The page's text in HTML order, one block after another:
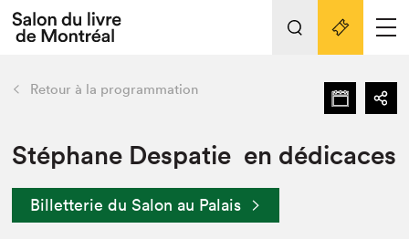
L'événement
Préparer sa visite au Salon
Actualités
retour Nos activités
Préparer sa visite
Liens pratiques
Retour à la programmation
Stéphane Despatie en dédicaces
Billetterie du Salon au Palais